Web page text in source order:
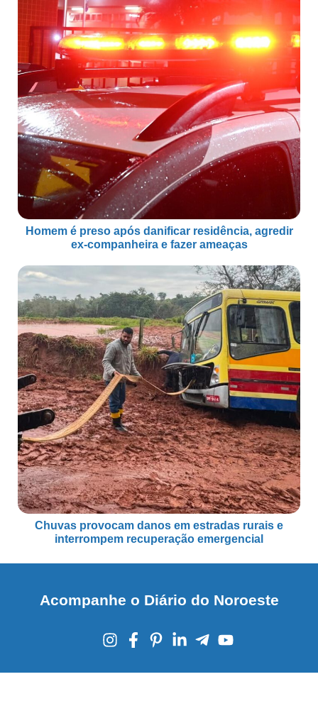
Homem é preso após danificar residência, agredir
ex-companheira e fazer ameaças
Chuvas provocam danos em estradas rurais e
interrompem recuperação emergencial
Acompanhe o Diário do Noroeste